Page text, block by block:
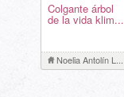
Colgante árbol
de la vida klim...
Noelia Antolín L...